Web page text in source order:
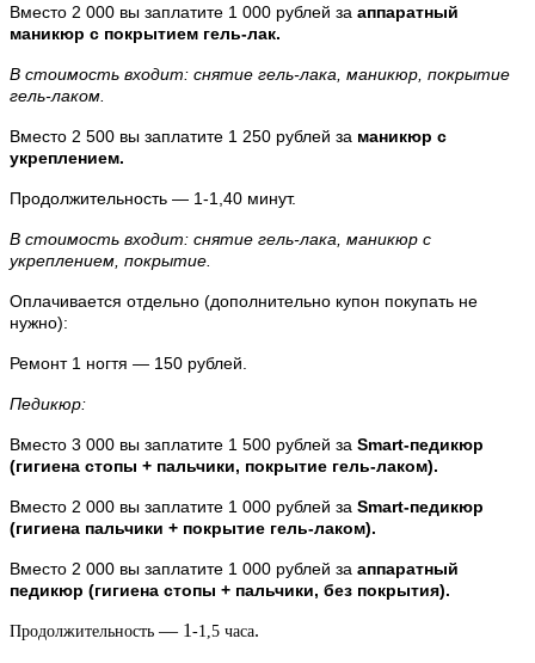
Вместо 2 000 вы заплатите 1 000 рублей за аппаратный
маникюр с покрытием гель-лак.
В стоимость входит: снятие гель-лака, маникюр, покрытие
гель-лаком.
Вместо 2 500 вы заплатите 1 250 рублей за маникюр с
укреплением.
Продолжительность — 1-1,40 минут.
В стоимость входит: снятие гель-лака, маникюр с
укреплением, покрытие.
Оплачивается отдельно (дополнительно купон покупать не
нужно):
Ремонт 1 ногтя — 150 рублей.
Педикюр:
Вместо 3 000 вы заплатите 1 500 рублей за Smart-педикюр
(гигиена стопы + пальчики, покрытие гель-лаком).
Вместо 2 000 вы заплатите 1 000 рублей за Smart-педикюр
(гигиена пальчики + покрытие гель-лаком).
Вместо 2 000 вы заплатите 1 000 рублей за аппаратный
педикюр (гигиена стопы + пальчики, без покрытия).
Продолжительность — 1 -1,5 часа.